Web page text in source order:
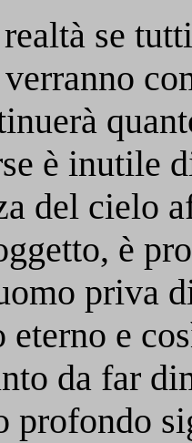
se
è inutile
del cielo
è
priva
eterno e
da far
profondo